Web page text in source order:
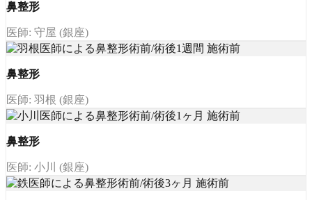
鼻整形
医師: 守屋 (銀座)
鼻整形
医師: 羽根 (銀座)
鼻整形
医師: 小川 (銀座)